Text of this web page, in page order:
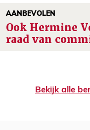
AANBEVOLEN
Ook Hermine
raad van
Bekijk alle